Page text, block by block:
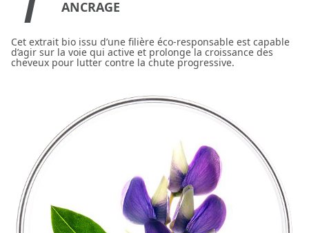
ANCRAGE
Cet extrait bio issu d’une filière éco-responsable est capable
d’agir sur la voie qui active et prolonge la croissance des
cheveux pour lutter contre la chute progressive.